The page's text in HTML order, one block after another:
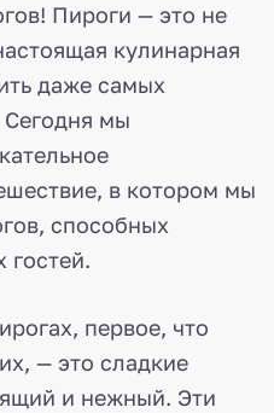
Пироги — это не
кулинарная
даже самых
мы
в котором мы
способных
гостей.
первое, что
— это сладкие
и нежный. Эти